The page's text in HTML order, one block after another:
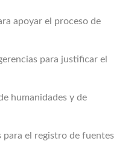
apoyar el proceso de
para justificar el
humanidades y de
para el registro de fuentes